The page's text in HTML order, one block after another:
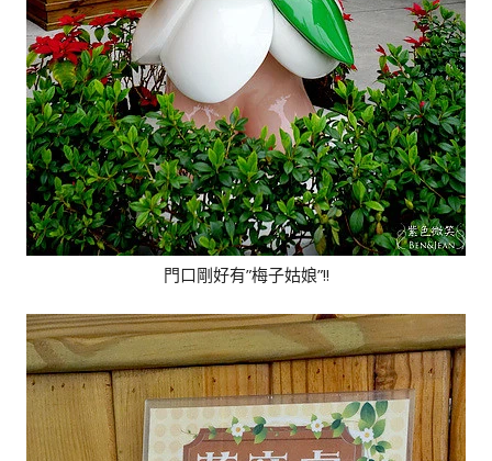
門口剛好有”梅子姑娘”!!